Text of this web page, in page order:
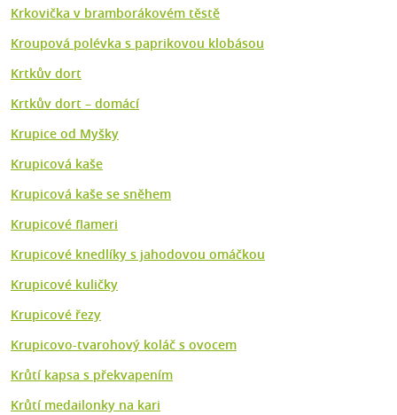
Krkovička v bramborákovém těstě
Kroupová polévka s paprikovou klobásou
Krtkův dort
Krtkův dort – domácí
Krupice od Myšky
Krupicová kaše
Krupicová kaše se sněhem
Krupicové flameri
Krupicové knedlíky s jahodovou omáčkou
Krupicové kuličky
Krupicové řezy
Krupicovo-tvarohový koláč s ovocem
Krůtí kapsa s překvapením
Krůtí medailonky na kari